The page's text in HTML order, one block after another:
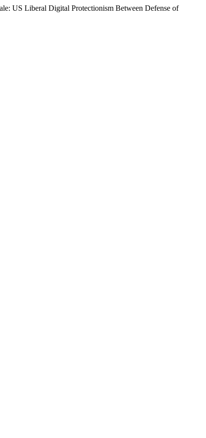
US Liberal Digital Protectionism Between Defense of